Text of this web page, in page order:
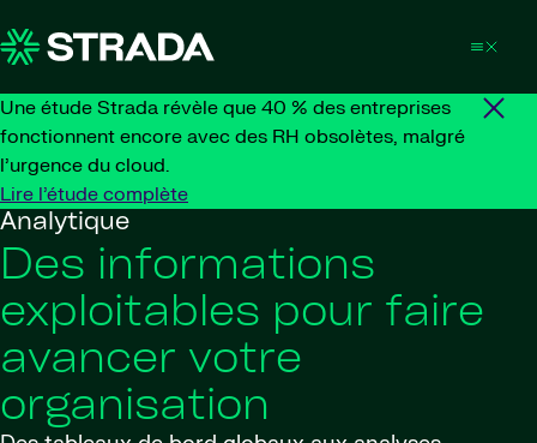
Une étude Strada révèle que 40 % des entreprises
fonctionnent encore avec des RH obsolètes, malgré
l’urgence du cloud.
Lire l’étude complète
Analytique
Des informations
exploitables pour faire
avancer votre
organisation